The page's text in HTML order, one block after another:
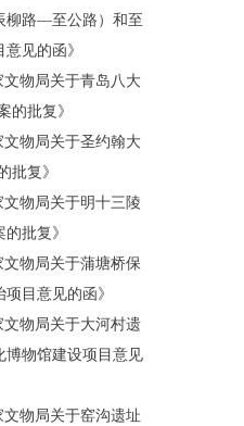
柳路—至公路）和至
见的函》
文物局关于青岛八大
的批复》
文物局关于圣约翰大
批复》
文物局关于明十三陵
批复》
文物局关于蒲塘桥保
目意见的函》
文物局关于大河村遗
博物馆建设项目意见
文物局关于窑沟遗址